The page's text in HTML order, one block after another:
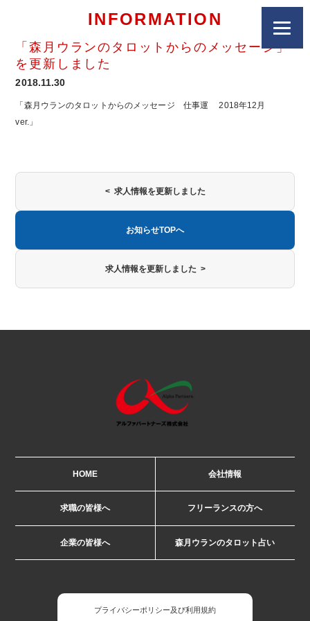
INFORMATION
「森月ウランのタロットからのメッセージ」
を更新しました
2018.11.30
「森月ウランのタロットからのメッセージ 仕事運 2018年12月
ver.」
< 求人情報を更新しました
お知らせTOPへ
求人情報を更新しました >
HOME 会社情報
求職の皆様へ フリーランスの方へ
企業の皆様へ 森月ウランのタロット占い
プライバシーポリシー及び利用規約